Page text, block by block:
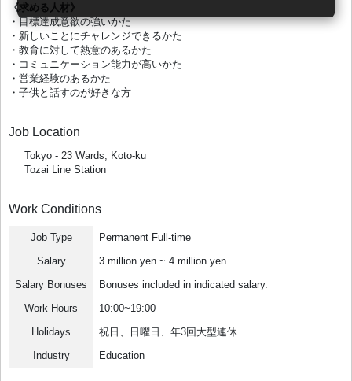
《求める人材》
・目標達成意欲の強いかた
・新しいことにチャレンジできるかた
・教育に対して熱意のあるかた
・コミュニケーション能力が高いかた
・営業経験のあるかた
・子供と話すのが好きな方
Job Location
Tokyo - 23 Wards, Koto-ku
Tozai Line Station
Work Conditions
Job Type
Permanent Full-time
Salary
3 million yen ~ 4 million yen
Salary Bonuses
Bonuses included in indicated salary.
Work Hours
10:00~19:00
Holidays
祝日、日曜日、年3回大型連休
Industry
Education